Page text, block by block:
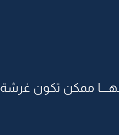
ممكن تكون غرشة